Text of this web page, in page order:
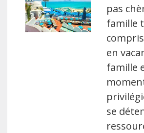
pas
famille
en
famille
se